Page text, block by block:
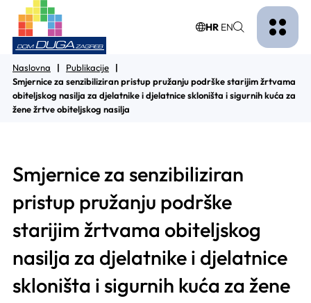
HR EN
Naslovna
Publikacije
Smjernice za senzibiliziran pristup pružanju podrške starijim žrtvama
obiteljskog nasilja za djelatnike i djelatnice skloništa i sigurnih kuća za
žene žrtve obiteljskog nasilja
Smjernice za senzibiliziran
pristup pružanju podrške
starijim žrtvama obiteljskog
nasilja za djelatnike i djelatnice
skloništa i sigurnih kuća za žene